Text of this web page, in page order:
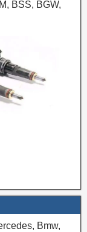
BSS, BGW,
Bmw,